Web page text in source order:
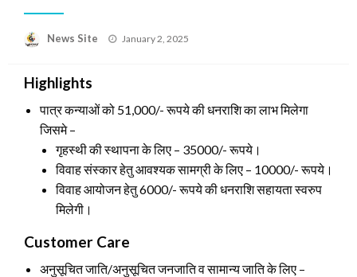
News Site
Posted
January 2, 2025
Highlights
पात्र कन्याओं को 51,000/- रूपये की धनराशि का लाभ मिलेगा
जिसमे –
गृहस्थी की स्थापना के लिए – 35000/- रूपये।
विवाह संस्कार हेतु आवश्यक सामग्री के लिए – 10000/- रूपये।
विवाह आयोजन हेतु 6000/- रूपये की धनराशि सहायता स्वरुप
मिलेगी।
Customer Care
अनुसूचित जाति/अनुसूचित जनजाति व सामान्य जाति के लिए –